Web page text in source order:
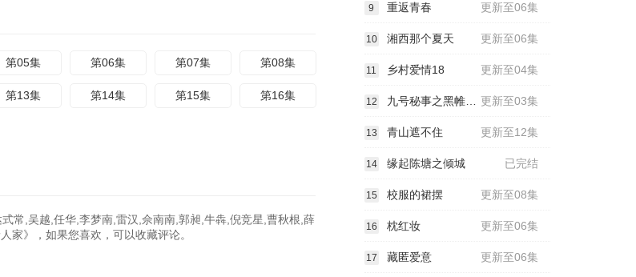
第05集 第06集 第07集 第08集
第13集 第14集 第15集 第16集
常,吴越,任华,李梦南,雷汉,佘南南,郭昶,牛犇,倪竞星,曹秋根,薛
家》，如果您喜欢，可以收藏评论。
更新至06集
9 重返青春
更新至06集
10 湘西那个夏天
更新至04集
11 乡村爱情18
更新至03集
12 九号秘事之黑帷背后
更新至12集
13 青山遮不住
已完结
14 缘起陈塘之倾城
更新至08集
15 校服的裙摆
更新至06集
16 枕红妆
更新至06集
17 藏匿爱意